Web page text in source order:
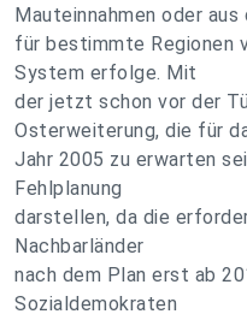
Mauteinnahmen oder aus
für bestimmte Regionen
System erfolge. Mit
der jetzt schon vor der
Osterweiterung, die für
Jahr 2005 zu erwarten
Fehlplanung
darstellen, da die
Nachbarländer
nach dem Plan erst ab
Sozialdemokraten